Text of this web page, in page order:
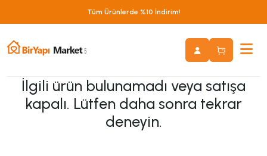
Tüm Ürünlerde %10 İndirim!
İlgili ürün bulunamadı veya satışa
kapalı. Lütfen daha sonra tekrar
deneyin.